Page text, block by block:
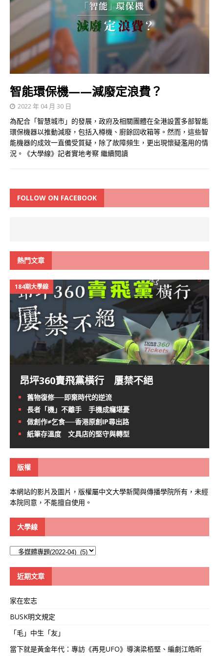
智能環保機——減廢定浪費？
2022 年 04 月 30 日
為配合「智慧城市」的發展，政府及相關團體在全港設置多部智能
環保機器以推動減廢，包括入樽機、廚餘回收箱等。然而，這些智
能機器的成效一直備受質疑，除了故障頻生，更出現懷疑濫用的情
況。《大學線》記者實地考察 繼續閱讀
FOLLOW ON FACEBOOK
熱門文章
184期大學線
昂坪360賣飛黨橫行 屢禁不絕
舊物復修──即棄時代的逆流
長者「機」不離手 手機成癮堪憂
做創作≠乞食──香港原創IP尋出路
紙筆存溫度 文具店的堅守與轉型
版權
本網站的影片及圖片，版權屬中文大學新聞與傳播學院所有，未經
本院同意，不能擅自使用。
大學線
近期文章
家在宏志
BUSK明文規定
「毛」中生「友」
當下就是黃金年代：專訪《再見UFO》導演梁栢堅、編劇江皓昕